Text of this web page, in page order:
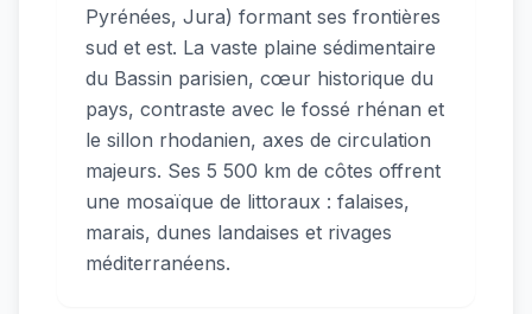
Pyrénées, Jura) formant ses frontières
sud et est. La vaste plaine sédimentaire
du Bassin parisien, cœur historique du
pays, contraste avec le fossé rhénan et
le sillon rhodanien, axes de circulation
majeurs. Ses 5 500 km de côtes offrent
une mosaïque de littoraux : falaises,
marais, dunes landaises et rivages
méditerranéens.